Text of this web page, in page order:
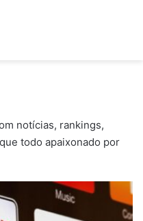
notícias, rankings,
todo apaixonado por